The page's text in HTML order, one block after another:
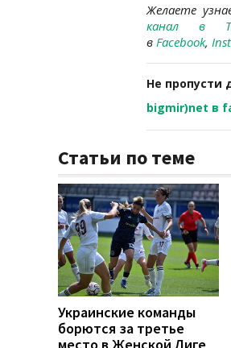
Желаете
канал в
в Facebook,
Не пропусти
bigmir)net в
Статьи по теме
Украинские команды
борются за третье